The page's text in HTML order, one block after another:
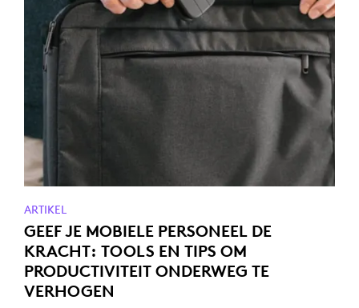
ARTIKEL
GEEF JE MOBIELE PERSONEEL DE
KRACHT: TOOLS EN TIPS OM
PRODUCTIVITEIT ONDERWEG TE
VERHOGEN